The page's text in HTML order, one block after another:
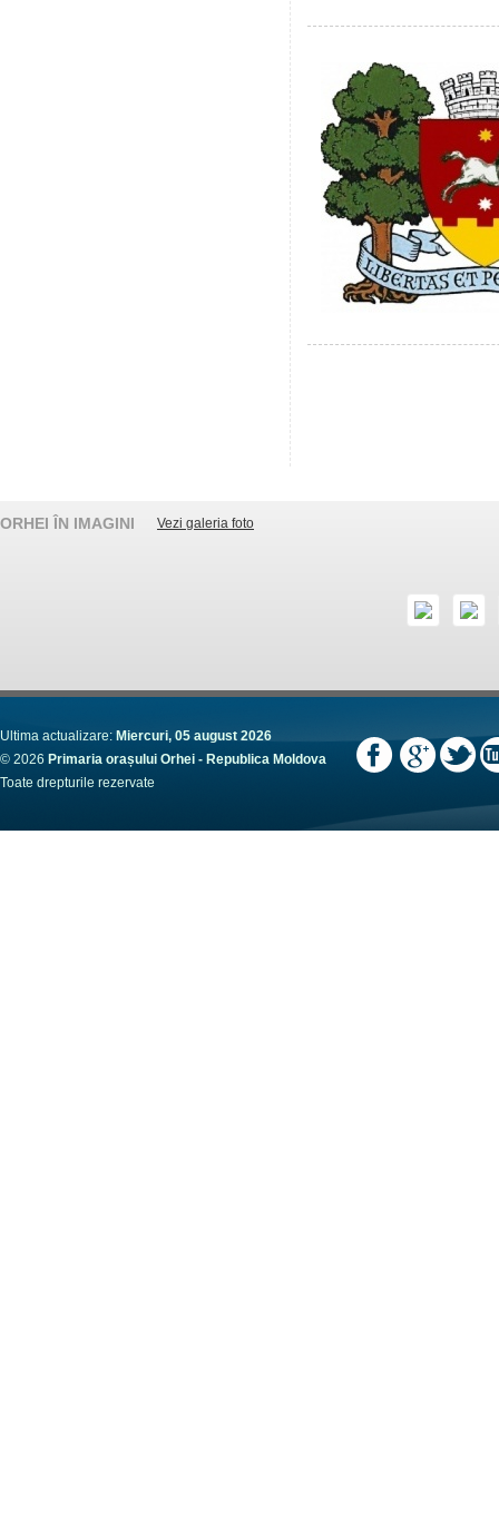
ORHEI ÎN IMAGINI Vezi galeria foto
Ultima actualizare: Miercuri, 05 august 2026
© 2026 Primaria orașului Orhei - Republica Moldova
Toate drepturile rezervate